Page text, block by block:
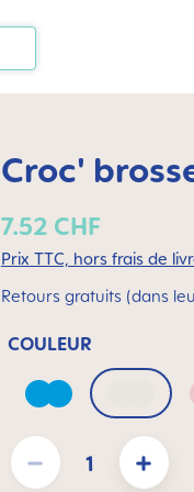
Croc'
7.52 CHF
Prix TTC, hors frais de
Retours gratuits (dans
COULEUR
Azure Blue
Quantité de produit : Entrez